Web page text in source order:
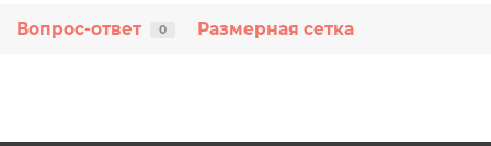
Вопрос-ответ 0 Размерная сетка